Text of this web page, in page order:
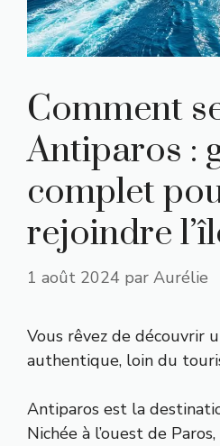
Comment
Antiparos :
complet
rejoindre
1 août 2024 par Aurélie
Vous rêvez de découvrir
authentique, loin du
Antiparos est la
Nichée à l’ouest de